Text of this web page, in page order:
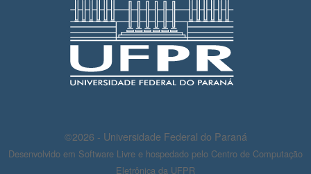
©2026 - Universidade Federal do Paraná
Desenvolvido em Software Livre e hospedado pelo Centro de Computação
Eletrônica da UFPR